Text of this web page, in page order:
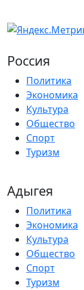
Россия
Политика
Экономика
Культура
Общество
Спорт
Туризм
Адыгея
Политика
Экономика
Культура
Общество
Спорт
Туризм